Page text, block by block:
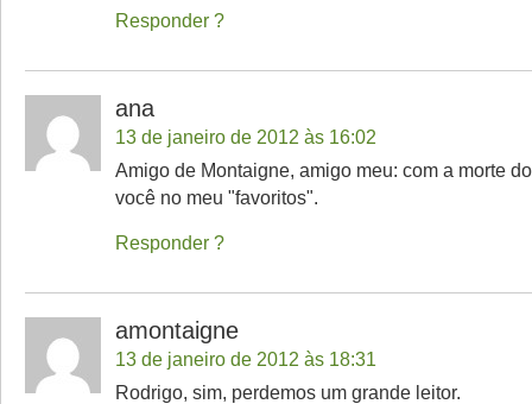
Responder
ana
13 de janeiro de 2012 às 16:02
Amigo de Montaigne, amigo meu: com a morte
você no meu "favoritos".
Responder
amontaigne
13 de janeiro de 2012 às 18:31
Rodrigo, sim, perdemos um grande leitor.